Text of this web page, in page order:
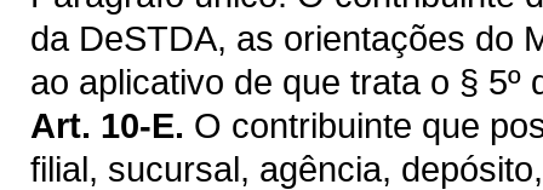
da DeSTDA, as orientações do
ao aplicativo de que trata o § 5º
Art. 10-E. O contribuinte que
filial, sucursal, agência,